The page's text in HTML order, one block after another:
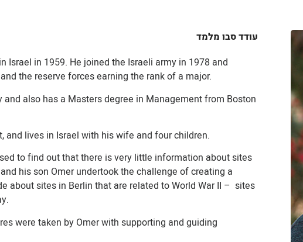
עודד סבו מלמד
Israel in 1959. He joined the Israeli army in 1978 and
the reserve forces earning the rank of a major.
also has a Masters degree in Management from Boston
and lives in Israel with his wife and four children.
to find out that there is very little information about sites
his son Omer undertook the challenge of creating a
about sites in Berlin that are related to World War II – sites
were taken by Omer with supporting and guiding